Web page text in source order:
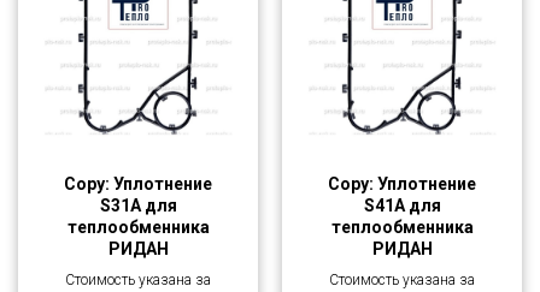
Copy: Уплотнение
S31A для
теплообменника
РИДАН
Стоимость указана за
Copy: Уплотнение
S41A для
теплообменника
РИДАН
Стоимость указана за